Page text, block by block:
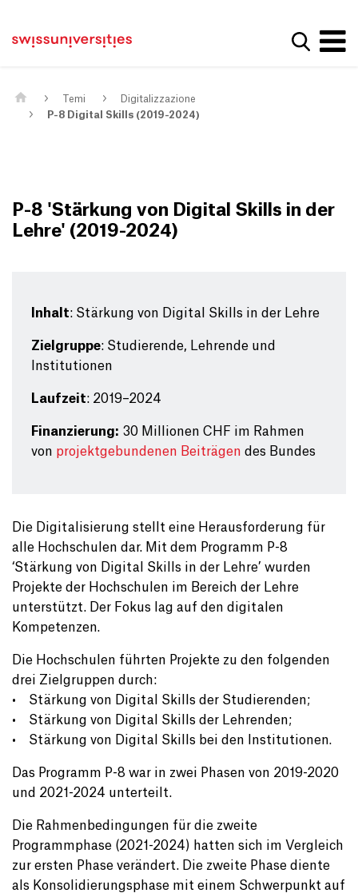
Navigazione principale
Contenuto
Meta Navigation
Mostra
Temi
Digitalizzazione
P-8 Digital Skills (2019-2024)
P-8 'Stärkung von Digital Skills in der
Lehre' (2019-2024)
Inhalt: Stärkung von Digital Skills in der Lehre
Zielgruppe: Studierende, Lehrende und
Institutionen
Laufzeit: 2019–2024
Finanzierung: 30 Millionen CHF im Rahmen
von projektgebundenen Beiträgen des Bundes
Die Digitalisierung stellt eine Herausforderung für
alle Hochschulen dar. Mit dem Programm P-8
‘Stärkung von Digital Skills in der Lehre’ wurden
Projekte der Hochschulen im Bereich der Lehre
unterstützt. Der Fokus lag auf den digitalen
Kompetenzen.
Die Hochschulen führten Projekte zu den folgenden
drei Zielgruppen durch:
• Stärkung von Digital Skills der Studierenden;
• Stärkung von Digital Skills der Lehrenden;
• Stärkung von Digital Skills bei den Institutionen.
Das Programm P-8 war in zwei Phasen von 2019-2020
und 2021-2024 unterteilt.
Die Rahmenbedingungen für die zweite
Programmphase (2021-2024) hatten sich im Vergleich
zur ersten Phase verändert. Die zweite Phase diente
als Konsolidierungsphase mit einem Schwerpunkt auf